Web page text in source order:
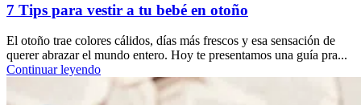
7 Tips para vestir a tu bebé en otoño
El otoño trae colores cálidos, días más frescos y esa sensación de
querer abrazar el mundo entero. Hoy te presentamos una guía pra...
Continuar leyendo